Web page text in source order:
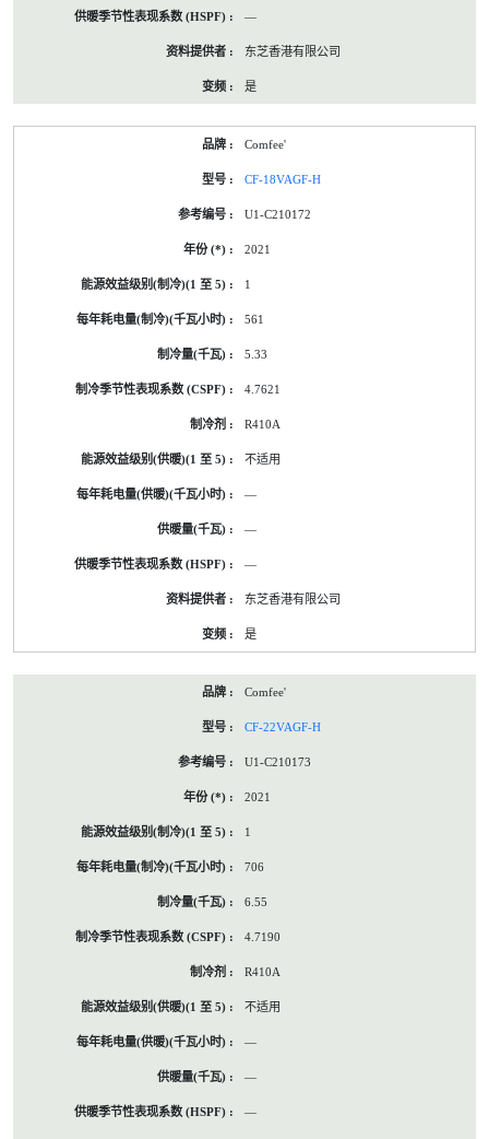
—
东芝香港有限公司
是
Comfee'
CF-18VAGF-H
U1-C210172
2021
1
561
5.33
4.7621
R410A
不适用
—
—
—
东芝香港有限公司
是
Comfee'
CF-22VAGF-H
U1-C210173
2021
1
706
6.55
4.7190
R410A
不适用
—
—
—